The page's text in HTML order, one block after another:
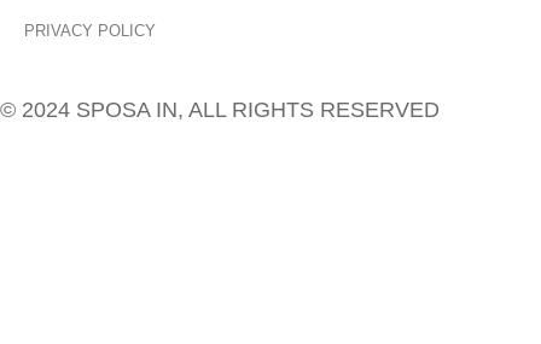
PRIVACY POLICY
© 2024 SPOSA IN, ALL RIGHTS RESERVED